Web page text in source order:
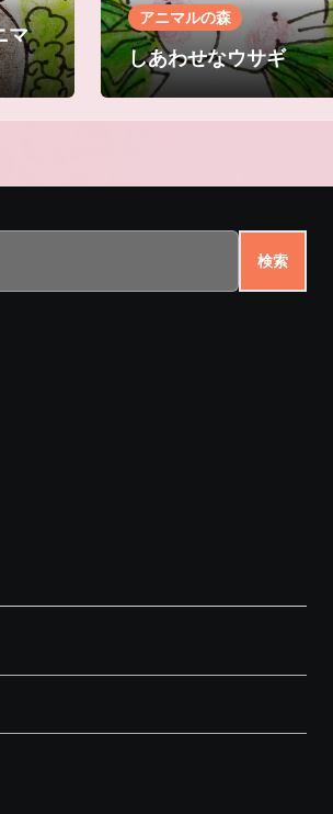
マ
アニマルの森
しあわせなウサギ